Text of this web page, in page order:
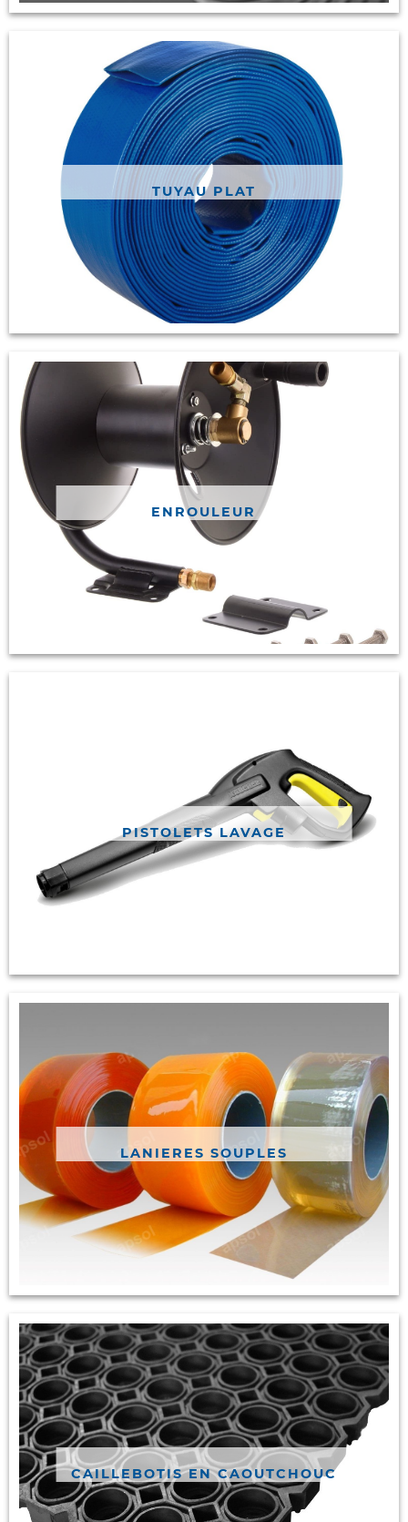
TUYAU PLAT
ENROULEUR
PISTOLETS LAVAGE
LANIERES SOUPLES
CAILLEBOTIS EN CAOUTCHOUC